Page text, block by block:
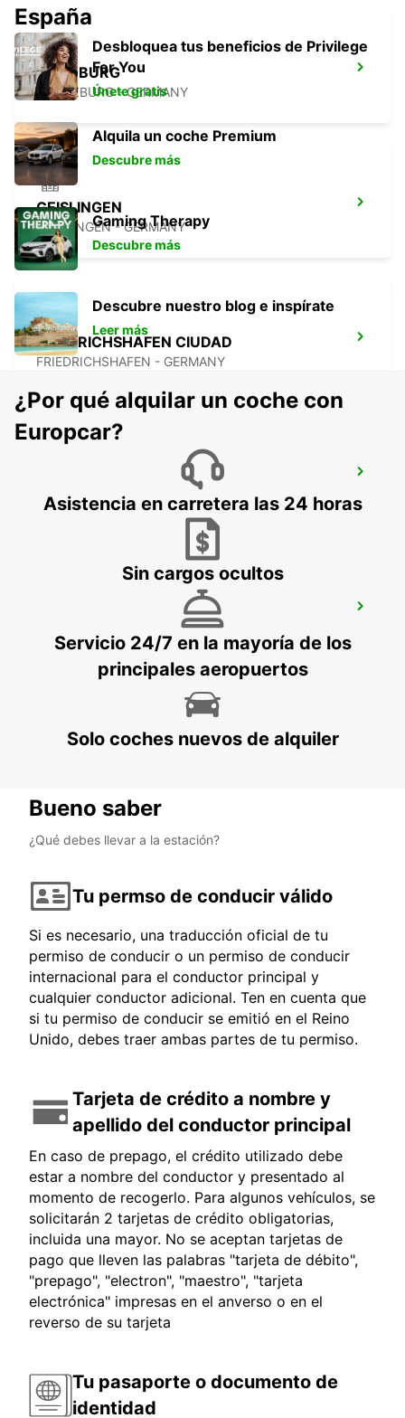
GÜNZBURG
GUENZBURG - GERMANY
GEISLINGEN
GEISLINGEN - GERMANY
FRIEDRICHSHAFEN CIUDAD
FRIEDRICHSHAFEN - GERMANY
AEROPUERTO DE FRIEDRICHSHAFEN
FRIEDRICHSHAFEN - GERMANY
España
Desbloquea tus beneficios de Privilege
For You
Únete gratis
Alquila un coche Premium
Descubre más
Gaming Therapy
Descubre más
Descubre nuestro blog e inspírate
Leer más
¿Por qué alquilar un coche con
Europcar?
Asistencia en carretera las 24 horas
Sin cargos ocultos
Servicio 24/7 en la mayoría de los
principales aeropuertos
Solo coches nuevos de alquiler
Bueno saber
¿Qué debes llevar a la estación?
Tu permso de conducir válido
Si es necesario, una traducción oficial de tu
permiso de conducir o un permiso de conducir
internacional para el conductor principal y
cualquier conductor adicional. Ten en cuenta que
si tu permiso de conducir se emitió en el Reino
Unido, debes traer ambas partes de tu permiso.
Tarjeta de crédito a nombre y
apellido del conductor principal
En caso de prepago, el crédito utilizado debe
estar a nombre del conductor y presentado al
momento de recogerlo. Para algunos vehículos, se
solicitarán 2 tarjetas de crédito obligatorias,
incluida una mayor. No se aceptan tarjetas de
pago que lleven las palabras "tarjeta de débito",
"prepago", "electron", "maestro", "tarjeta
electrónica" impresas en el anverso o en el
reverso de su tarjeta
Tu pasaporte o documento de
identidad